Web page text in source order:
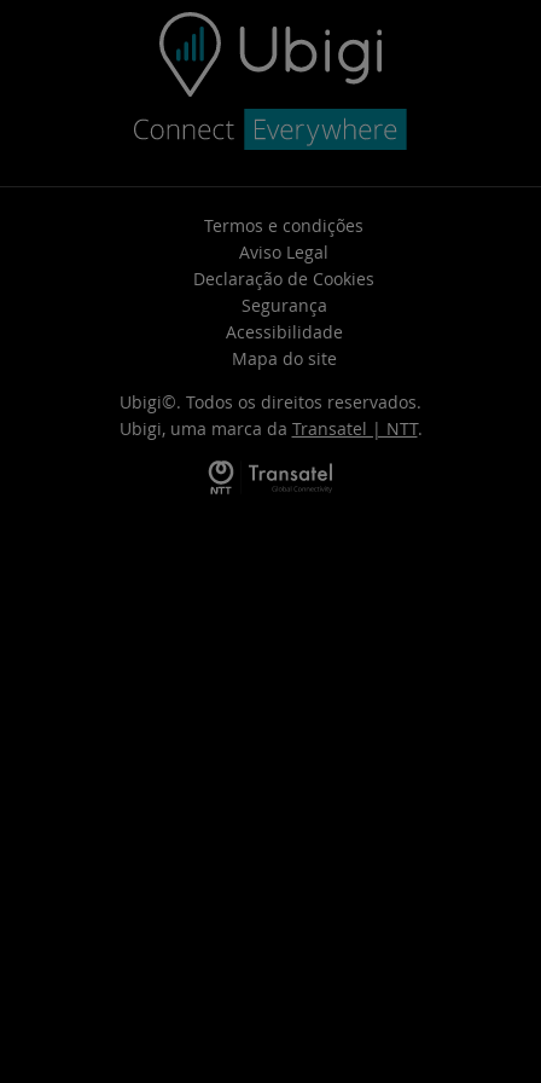
Termos e condições
Aviso Legal
Declaração de Cookies
Segurança
Acessibilidade
Mapa do site
Ubigi©. Todos os direitos reservados.
Ubigi, uma marca da Transatel | NTT.